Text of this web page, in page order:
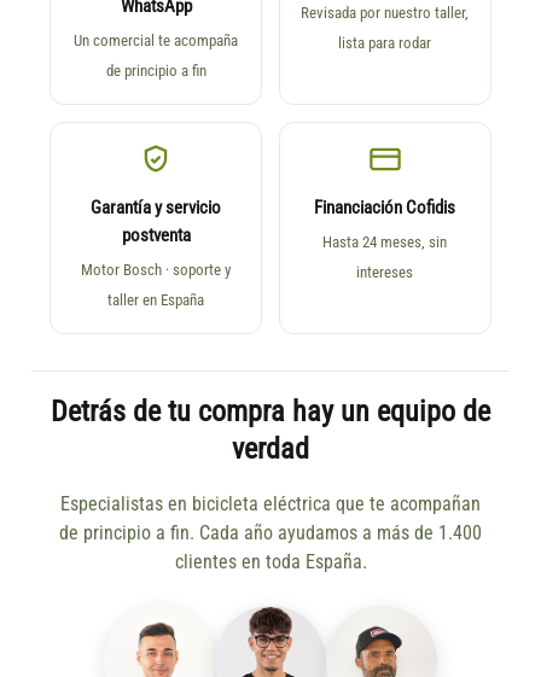
WhatsApp
Un comercial te acompaña
de principio a fin
Revisada por nuestro taller,
lista para rodar
Garantía y servicio
postventa
Motor Bosch · soporte y
taller en España
Financiación Cofidis
Hasta 24 meses, sin
intereses
Detrás de tu compra hay un equipo de
verdad
Especialistas en bicicleta eléctrica que te acompañan
de principio a fin. Cada año ayudamos a más de 1.400
clientes en toda España.